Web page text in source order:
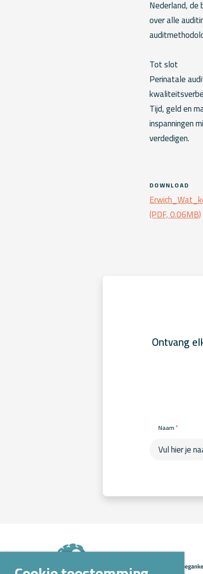
Nederland, de
over alle
Tot slot
Perinatale
Tijd, geld en
inspanningen
verdedigen.
DOWNLOAD
(PDF, 0.06MB)
Ontvang
Naam*